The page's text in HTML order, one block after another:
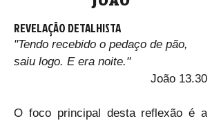
REVELAÇÃO DETALHISTA
"Tendo recebido o pedaço de pão,
saiu logo. E era noite."
João 13.30
O foco principal desta reflexão é a